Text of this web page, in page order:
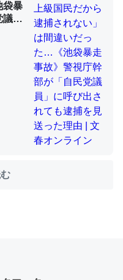
を設定中でした。Prime
。一生で親と会える残
人が多いそうだけど、
果があるはず……
67歳と僕。ITツール導入で
tayorini by LIFULL介護
袋暴
議
っ